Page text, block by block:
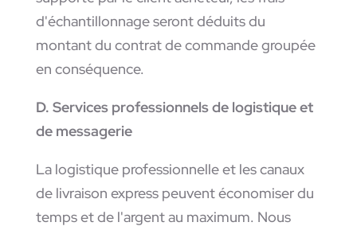
d'échantillonnage seront déduits du
montant du contrat de commande groupée
en conséquence.
D. Services professionnels de logistique et
de messagerie
La logistique professionnelle et les canaux
de livraison express peuvent économiser du
temps et de l'argent au maximum. Nous